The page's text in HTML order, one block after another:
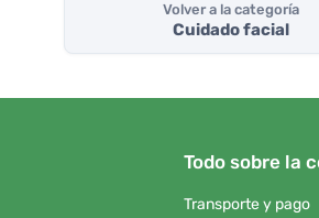
Volver a la categoría
Cuidado facial
Todo sobre la
Transporte y pago